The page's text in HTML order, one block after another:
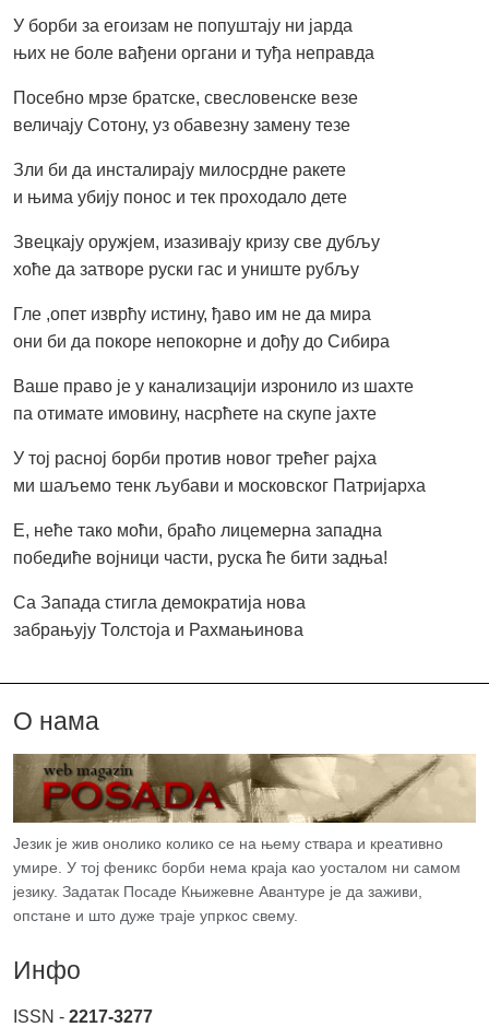
У борби за егоизам не попуштају ни јарда
њих не боле вађени органи и туђа неправда
Посебно мрзе братске, свесловенске везе
величају Сотону, уз обавезну замену тезе
Зли би да инсталирају милосрдне ракете
и њима убију понос и тек проходало дете
Звецкају оружјем, изазивају кризу све дубљу
хоће да затворе руски гас и униште рубљу
Гле ,опет изврћу истину, ђаво им не да мира
они би да покоре непокорне и дођу до Сибира
Ваше право је у канализацији изронило из шахте
па отимате имовину, насрћете на скупе јахте
У тој расној борби против новог трећег рајха
ми шаљемо тенк љубави и московског Патријарха
Е, неће тако моћи, браћо лицемерна западна
победиће војници части, руска ће бити задња!
Са Запада стигла демократија нова
забрањују Толстоја и Рахмањинова
О нама
Језик је жив онолико колико се на њему ствара и креативно
умире. У тој феникс борби нема краја као уосталом ни самом
језику. Задатак Посаде Књижевне Авантуре је да заживи,
опстане и што дуже траје упркос свему.
Инфо
ISSN - 2217-3277